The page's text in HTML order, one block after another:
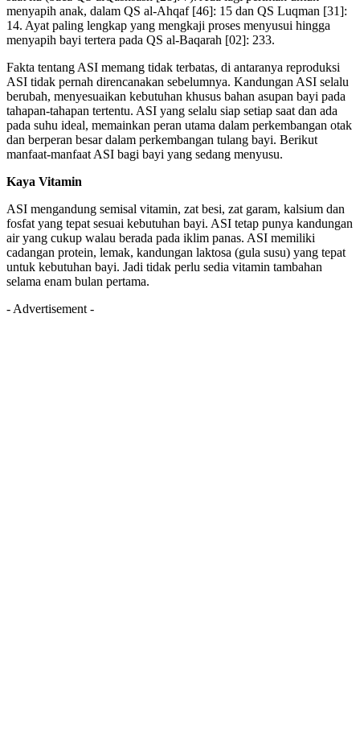
menyapih anak, dalam QS al-Ahqaf [46]: 15 dan QS Luqman [31]:
14. Ayat paling lengkap yang mengkaji proses menyusui hingga
menyapih bayi tertera pada QS al-Baqarah [02]: 233.
Fakta tentang ASI memang tidak terbatas, di antaranya reproduksi
ASI tidak pernah direncanakan sebelumnya. Kandungan ASI selalu
berubah, menyesuaikan kebutuhan khusus bahan asupan bayi pada
tahapan-tahapan tertentu. ASI yang selalu siap setiap saat dan ada
pada suhu ideal, memainkan peran utama dalam perkembangan otak
dan berperan besar dalam perkembangan tulang bayi. Berikut
manfaat-manfaat ASI bagi bayi yang sedang menyusu.
Kaya Vitamin
ASI mengandung semisal vitamin, zat besi, zat garam, kalsium dan
fosfat yang tepat sesuai kebutuhan bayi. ASI tetap punya kandungan
air yang cukup walau berada pada iklim panas. ASI memiliki
cadangan protein, lemak, kandungan laktosa (gula susu) yang tepat
untuk kebutuhan bayi. Jadi tidak perlu sedia vitamin tambahan
selama enam bulan pertama.
- Advertisement -